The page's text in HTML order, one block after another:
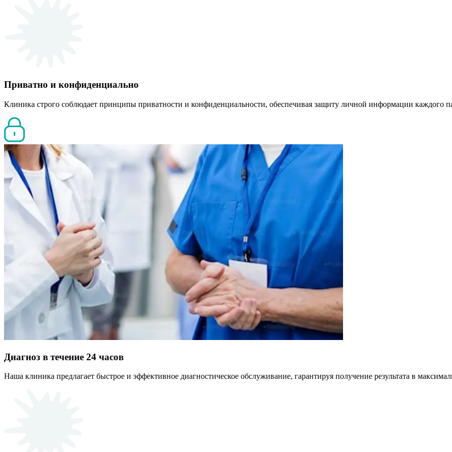
Приватно и конфиденциально
Клиника строго соблюдает принципы приватности и конфиденциальности, обеспечивая защиту личной информации каждого
Диагноз в течение 24 часов
Наша клиника предлагает быстрое и эффективное диагностическое обслуживание, гарантируя получение результата в